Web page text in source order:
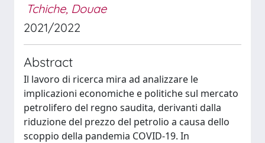
Tchiche, Douae
2021/2022
Abstract
Il lavoro di ricerca mira ad analizzare le
implicazioni economiche e politiche sul mercato
petrolifero del regno saudita, derivanti dalla
riduzione del prezzo del petrolio a causa dello
scoppio della pandemia COVID-19. In